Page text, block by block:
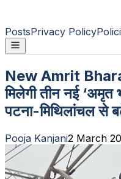
PostsPrivacy Policy
New Amrit
मिलेगी तीन नई ‘अमृत
पटना-मिथिलांचल से
Pooja Kanjani2 March